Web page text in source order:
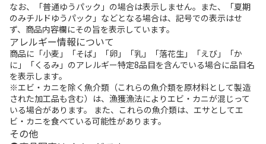
なお、「普通ゆうパック」の場合は表示しません。また、「夏期
のみチルドゆうパック」などとなる場合は、記号での表示はせ
ず、商品内容欄にその旨を表示しています。
アレルギー情報について
商品に「小麦」「そば」「卵」「乳」「落花生」「えび」「か
に」「くるみ」のアレルギー特定8品目を含んでいる場合に品目名
を表示します。
※エビ・カニを除く魚介類（これらの魚介類を原材料として製造
された加工品も含む）は、漁獲漁法によりエビ・カニが混じって
いる場合があります。 また、これらの魚介類は、エサとしてエ
ビ・カニを食べている可能性があります。
その他